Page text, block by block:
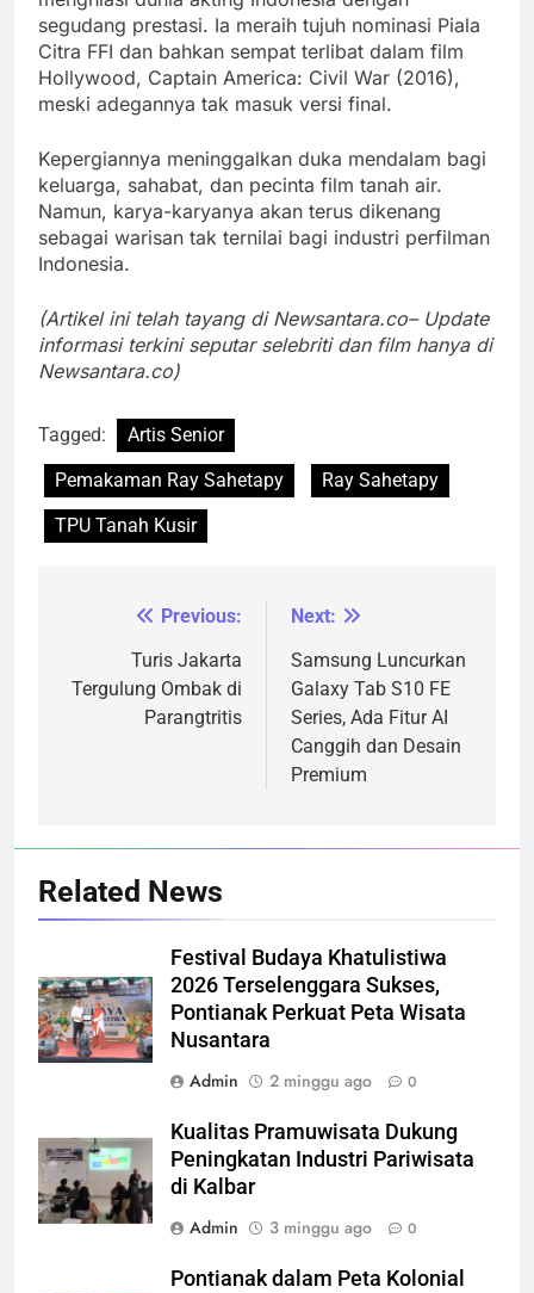
segudang prestasi. Ia meraih tujuh nominasi Piala
Citra FFI dan bahkan sempat terlibat dalam film
Hollywood, Captain America: Civil War (2016),
meski adegannya tak masuk versi final.
Kepergiannya meninggalkan duka mendalam bagi
keluarga, sahabat, dan pecinta film tanah air.
Namun, karya-karyanya akan terus dikenang
sebagai warisan tak ternilai bagi industri perfilman
Indonesia.
(Artikel ini telah tayang di Newsantara.co– Update
informasi terkini seputar selebriti dan film hanya di
Newsantara.co)
Tagged:
Artis Senior
Pemakaman Ray Sahetapy
Ray Sahetapy
TPU Tanah Kusir
NavigasiPrevious:
Turis Jakarta
Tergulung Ombak di
Parangtritis
Next:
Samsung Luncurkan
Galaxy Tab S10 FE
Series, Ada Fitur AI
Canggih dan Desain
Premium
Related News
Festival Budaya Khatulistiwa
2026 Terselenggara Sukses,
Pontianak Perkuat Peta Wisata
Nusantara
Admin
2 minggu ago 0
Kualitas Pramuwisata Dukung
Peningkatan Industri Pariwisata
di Kalbar
Admin
3 minggu ago 0
Pontianak dalam Peta Kolonial